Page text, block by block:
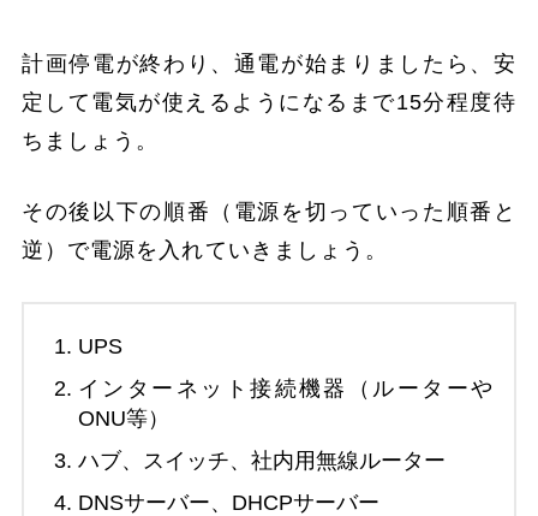
計画停電が終わり、通電が始まりましたら、安
定して電気が使えるようになるまで15分程度待
ちましょう。
その後以下の順番（電源を切っていった順番と
逆）で電源を入れていきましょう。
UPS
インターネット接続機器（ルーターや
ONU等）
ハブ、スイッチ、社内用無線ルーター
DNSサーバー、DHCPサーバー